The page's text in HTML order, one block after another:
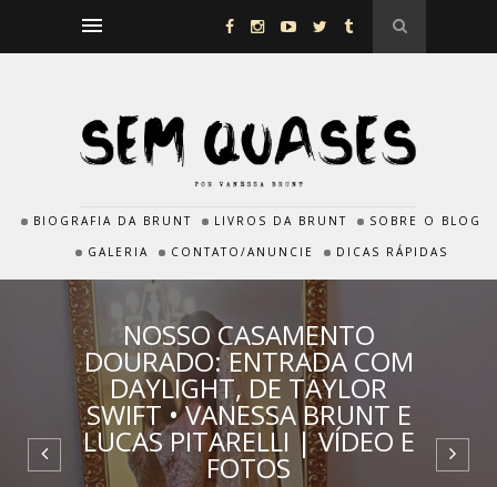
BIOGRAFIA DA BRUNT LIVROS DA BRUNT
SOBRE O BLOG
GALERIA
CONTATO/ANUNCIE DICAS RÁPIDAS
NOSSO CASAMENTO
DOURADO: ENTRADA COM
DAYLIGHT, DE TAYLOR
SWIFT • VANESSA BRUNT E
LUCAS PITARELLI | VÍDEO E
FOTOS